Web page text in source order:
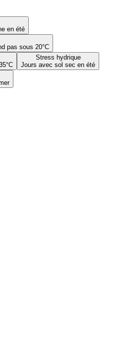
en été
pas sous 20°C
Stress hydrique
Jours avec sol sec en été